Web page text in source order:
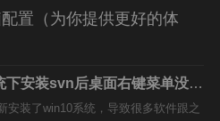
打赏置（为你提供更好的体
下安装svn后桌面右键菜单没有
项的解决办法
安装了win10系统，导致很多软件跟之